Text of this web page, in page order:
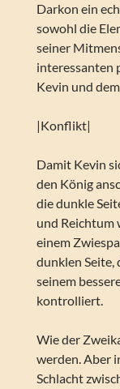
Darkon ein
sowohl die
seiner
interessanten
Kevin und
|Konflikt|
Damit Kevin
den König
die dunkle
und Reichtum
einem
dunklen Seite,
seinem
kontrolliert.
Wie der
werden. Aber
Schlacht